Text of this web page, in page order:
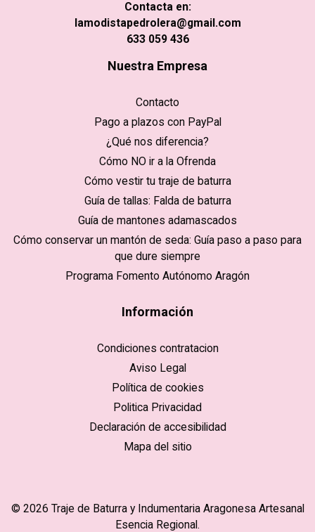
Contacta en:
lamodistapedrolera@gmail.com
633 059 436
Nuestra Empresa
Contacto
Pago a plazos con PayPal
¿Qué nos diferencia?
Cómo NO ir a la Ofrenda
Cómo vestir tu traje de baturra
Guía de tallas: Falda de baturra
Guía de mantones adamascados
Cómo conservar un mantón de seda: Guía paso a paso para
que dure siempre
Programa Fomento Autónomo Aragón
Información
Condiciones contratacion
Aviso Legal
Política de cookies
Politica Privacidad
Declaración de accesibilidad
Mapa del sitio
© 2026 Traje de Baturra y Indumentaria Aragonesa Artesanal
Esencia Regional.